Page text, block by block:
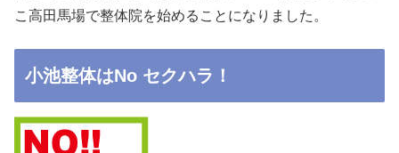
こ高田馬場で整体院を始めることになりました。
小池整体はNo セクハラ！